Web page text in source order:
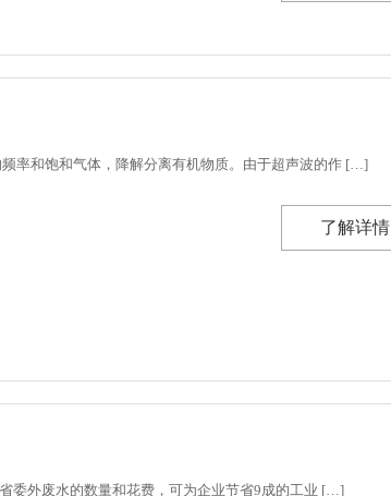
率和饱和气体，降解分离有机物质。由于超声波的作 […]
了解详情
委外废水的数量和花费，可为企业节省9成的工业 […]